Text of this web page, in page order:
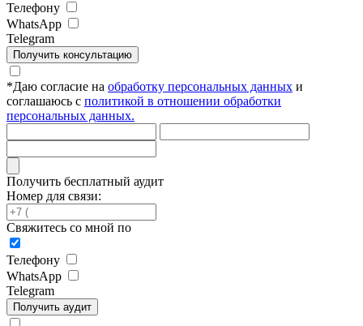
Телефону
WhatsApp
Telegram
Получить консультацию
*Даю согласие на обработку персональных данных и
соглашаюсь с политикой в отношении обработки
персональных данных.
Получить бесплатный аудит
Номер для связи:
Свяжитесь со мной по
Телефону
WhatsApp
Telegram
Получить аудит